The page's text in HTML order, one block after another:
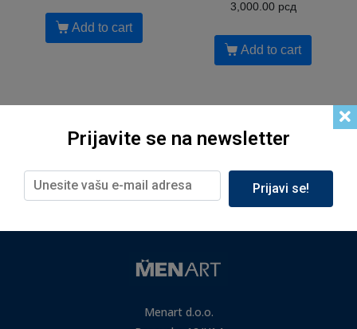
Add to cart
3,000.00 рсд
Add to cart
Menart d.o.o.
Prijavite se na newsletter
Prijavi se!